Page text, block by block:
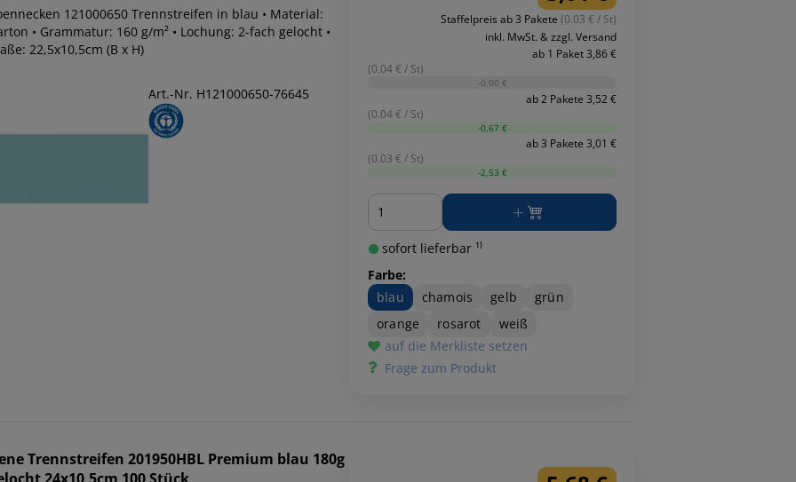
121000650 Trennstreifen in blau • Material:
• Grammatur: 160 g/m² • Lochung: 2-fach gelocht •
22,5x10,5cm (B x H)
Art.-Nr. H121000650-76645
Staffelpreis ab 3 Pakete (0.03 € / St)
inkl. MwSt. & zzgl. Versand
ab 1 Paket 3,86 €
(0.04 € / St)
-0,00 €
ab 2 Pakete 3,52 €
(0.04 € / St)
-0,67 €
ab 3 Pakete 3,01 €
(0.03 € / St)
-2,53 €
Menge
sofort lieferbar ¹⁾
Farbe:
blau
chamois gelb
grün
orange
rosarot
weiß
auf die Merkliste setzen
Frage zum Produkt
Trennstreifen 201950HBL Premium blau 180g
24x10,5cm 100 Stück